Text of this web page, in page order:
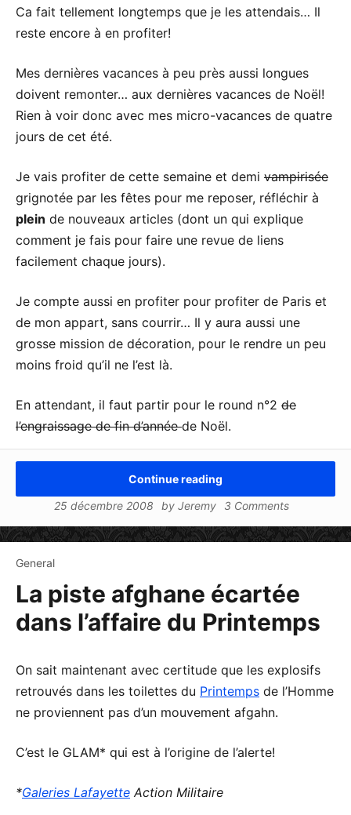
Ca fait tellement longtemps que je les attendais… Il
reste encore à en profiter!
Mes dernières vacances à peu près aussi longues
doivent remonter… aux dernières vacances de Noël!
Rien à voir donc avec mes micro-vacances de quatre
jours de cet été.
Je vais profiter de cette semaine et demi vampirisée
grignotée par les fêtes pour me reposer, réfléchir à
plein de nouveaux articles (dont un qui explique
comment je fais pour faire une revue de liens
facilement chaque jours).
Je compte aussi en profiter pour profiter de Paris et
de mon appart, sans courrir… Il y aura aussi une
grosse mission de décoration, pour le rendre un peu
moins froid qu’il ne l’est là.
En attendant, il faut partir pour le round n°2 de
l’engraissage de fin d’annéede Noël.
Continue reading
25 décembre 2008
by Jeremy 3 Comments
General
La piste afghane écartée
dans l’affaire du Printemps
On sait maintenant avec certitude que les explosifs
retrouvés dans les toilettes du Printemps de l’Homme
ne proviennent pas d’un mouvement afgahn.
C’est le GLAM* qui est à l’origine de l’alerte!
*Galeries Lafayette Action Militaire